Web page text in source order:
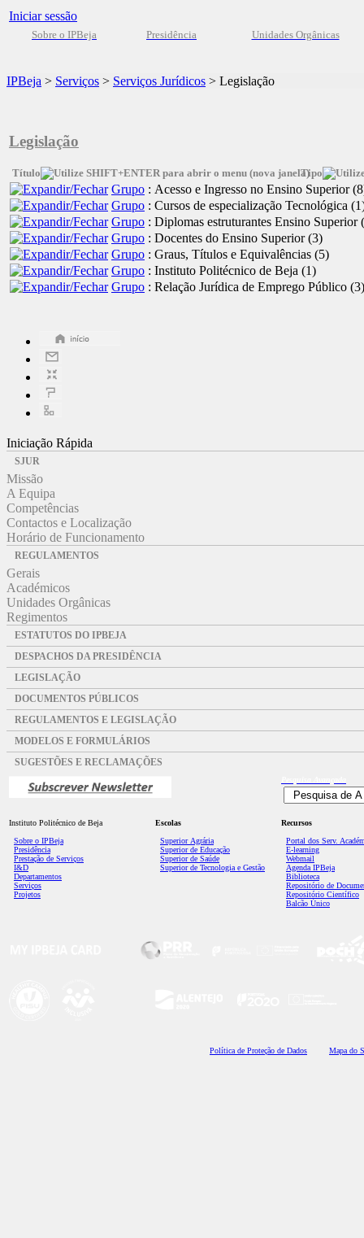
Iniciar sessão
Sobre o IPBeja Presidência Unidades Orgânicas
IPBeja > Serviços > Serviços Jurídicos > Legislação
Legislação
Título Tipo
Grupo : Acesso e Ingresso no Ensino Superior
Grupo : Cursos de especialização Tecnológica
Grupo : Diplomas estruturantes Ensino Superior
Grupo : Docentes do Ensino Superior‎(3)
Grupo : Graus, Títulos e Equivalências ‎(5)
Grupo : Instituto Politécnico de Beja ‎(1)
Grupo : Relação Jurídica de Emprego Público ‎(3)
Iniciação Rápida
SJUR
Missão
A Equipa
Competências
Contactos e Localização
Horário de Funcionamento
REGULAMENTOS
Gerais
Académicos
Unidades Orgânicas
Regimentos
ESTATUTOS DO IPBEJA
DESPACHOS DA PRESIDÊNCIA
LEGISLAÇÃO
DOCUMENTOS PÚBLICOS
REGULAMENTOS E LEGISLAÇÃO
MODELOS E FORMULÁRIOS
SUGESTÕES E RECLAMAÇÕES
Instituto Politécnico de Beja
Sobre o IPBeja
Presidência
Prestação de Serviços
I&D
Departamentos
Serviços
Projetos
Escolas
Superior Agrária
Superior de Educação
Superior de Saúde
Superior de Tecnologia e Gestão
Recursos
Portal dos Serv.
E-learning
Webmail
Agenda IPBeja
Biblioteca
Repositório de
Repositório Científico
Balcão Único
Política de Proteção de Dados Mapa do